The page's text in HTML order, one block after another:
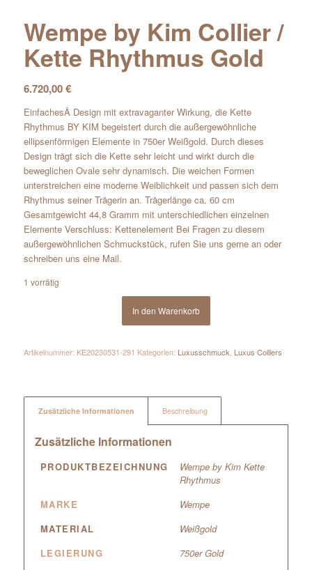
Wempe by Kim Collier /
Kette Rhythmus Gold
6.720,00€
EinfachesÂ Design mit extravaganter Wirkung, die Kette
Rhythmus BY KIM begeistert durch die außergewöhnliche
ellipsenförmigen Elemente in 750er Weißgold. Durch dieses
Design trägt sich die Kette sehr leicht und wirkt durch die
beweglichen Ovale sehr dynamisch. Die weichen Formen
unterstreichen eine moderne Weiblichkeit und passen sich dem
Rhythmus seiner Trägerin an. Trägerlänge ca. 60 cm
Gesamtgewicht 44,8 Gramm mit unterschiedlichen einzelnen
Elemente Verschluss: Kettenelement Bei Fragen zu diesem
außergewöhnlichen Schmuckstück, rufen Sie uns gerne an oder
schreiben uns eine Mail.
1 vorrätig
In den Warenkorb
Artikelnummer: KE20230531-291 Kategorien: Luxusschmuck, Luxus Colliers
Zusätzliche Informationen Beschreibung
Zusätzliche Informationen
PRODUKTBEZEICHNUNG
Wempe by Kim Kette
Rhythmus
MARKE
Wempe
MATERIAL
Weißgold
LEGIERUNG
750er Gold